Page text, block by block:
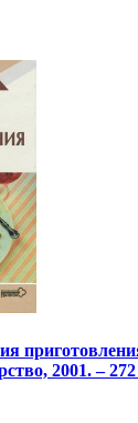
2001. –